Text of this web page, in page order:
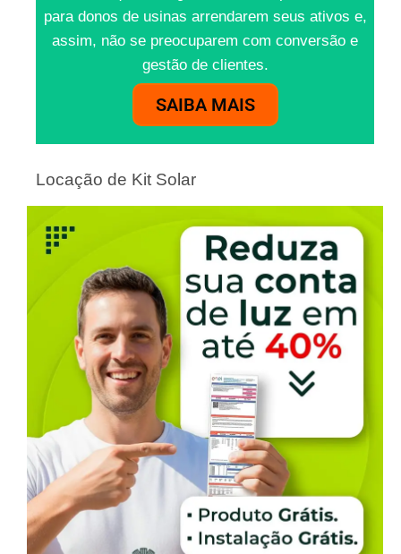
para donos de usinas arrendarem seus ativos e,
assim, não se preocuparem com conversão e
gestão de clientes.
SAIBA MAIS
Locação de Kit Solar